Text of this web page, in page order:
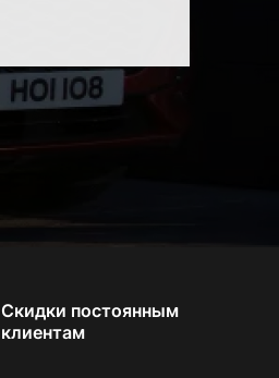
Скидки постоянным
клиентам